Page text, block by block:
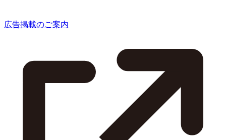
広告掲載のご案内